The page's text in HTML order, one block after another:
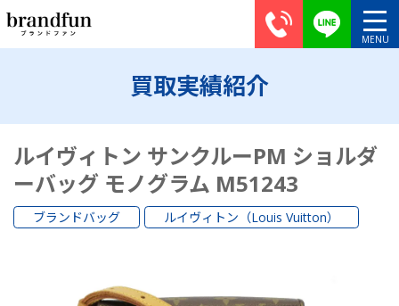
買取実績紹介
ルイヴィトン サンクルーPM ショルダ
ーバッグ モノグラム M51243
ブランドバッグ ルイヴィトン（Louis Vuitton）